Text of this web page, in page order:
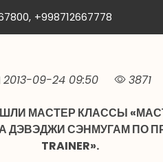
+998712667778
2013-09-24 09:50 3871
МАСТЕР КЛАССЫ
СЭНМУГАМ ПО
TRAINER».